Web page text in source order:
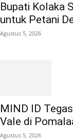
Bupati Kolaka
untuk Petani
Agustus 5, 2026
MIND ID
Vale di
Agustus 5, 2026